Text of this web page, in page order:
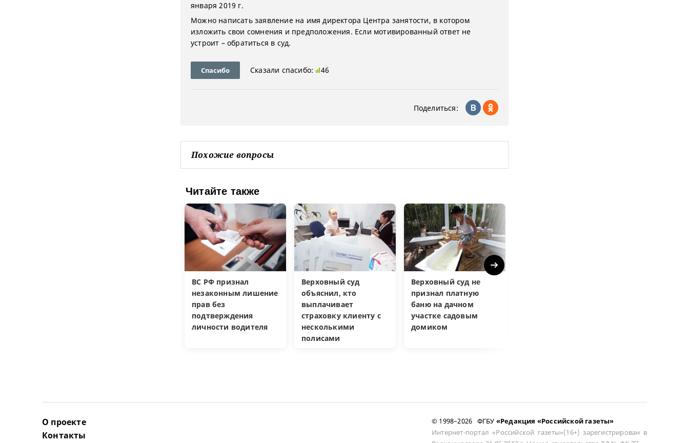
января 2019 г.
Можно написать заявление на имя директора Центра занятости, в котором
изложить свои сомнения и предположения. Если мотивированный ответ не
устроит – обратиться в суд.
Спасибо Сказали спасибо: 46
Поделиться:
Похожие вопросы
Читайте также
ВС РФ признал
незаконным лишение
прав без
подтверждения
личности водителя
Верховный суд
объяснил, кто
выплачивает
страховку клиенту с
несколькими
полисами
Верховный суд не
признал платную
баню на дачном
участке садовым
домиком
Next
О проекте
Контакты
© 1998–2026 ФГБУ «Редакция «Российской газеты»
Интернет-портал «Российской газеты»(16+) зарегистрирован в